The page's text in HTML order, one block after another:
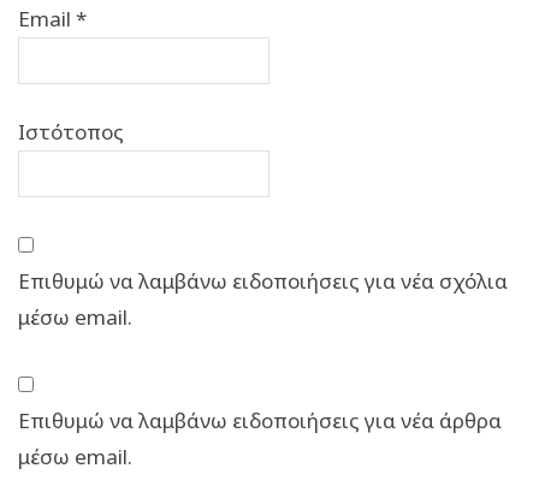
Email *
Ιστότοπος
Επιθυμώ να λαμβάνω ειδοποιήσεις για νέα σχόλια
μέσω email.
Επιθυμώ να λαμβάνω ειδοποιήσεις για νέα άρθρα
μέσω email.